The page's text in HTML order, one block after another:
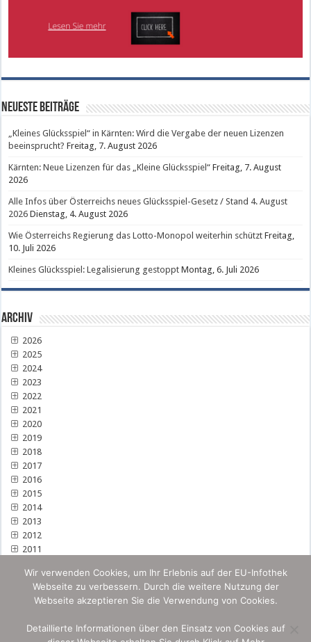
Neueste Beiträge
„Kleines Glücksspiel“ in Kärnten: Wird die Vergabe der neuen Lizenzen
beeinsprucht? Freitag, 7. August 2026
Kärnten: Neue Lizenzen für das „Kleine Glücksspiel“ Freitag, 7. August
2026
Alle Infos über Österreichs neues Glücksspiel-Gesetz / Stand 4. August
2026 Dienstag, 4. August 2026
Wie Österreichs Regierung das Lotto-Monopol weiterhin schützt Freitag,
10. Juli 2026
Kleines Glücksspiel: Legalisierung gestoppt Montag, 6. Juli 2026
Archiv
2026
2025
2024
2023
2022
2021
2020
2019
2018
2017
2016
2015
2014
2013
2012
2011
Wir verwenden Cookies, um Ihr Erlebnis auf der EU-Infothek
Webseite zu verbessern. Durch die weitere Nutzung der
Webseite akzeptieren Sie die Verwendung von Cookies.
Detaillierte Informationen über den Einsatz von Cookies auf